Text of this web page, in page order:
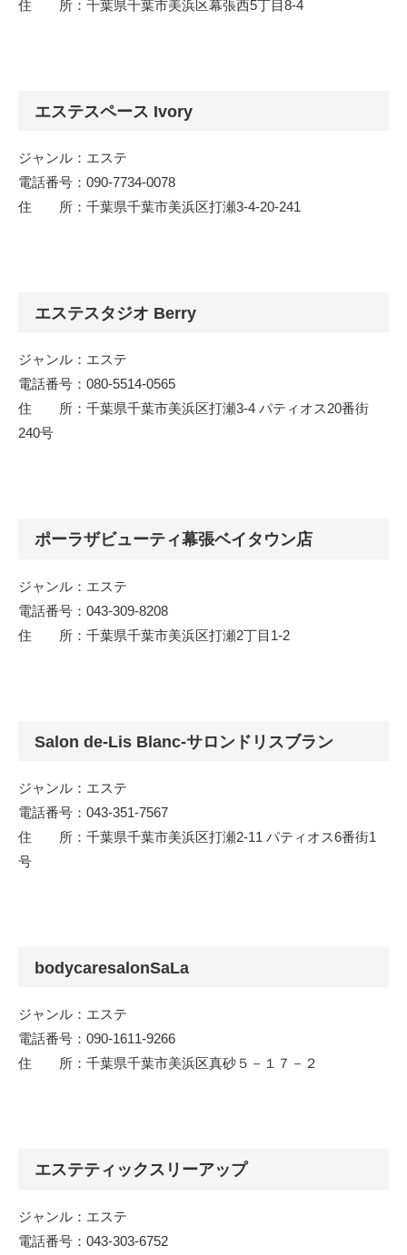
住 所：千葉県千葉市美浜区幕張西5丁目8-4
エステスペース Ivory
ジャンル：エステ
電話番号：090-7734-0078
住 所：千葉県千葉市美浜区打瀬3-4-20-241
エステスタジオ Berry
ジャンル：エステ
電話番号：080-5514-0565
住 所：千葉県千葉市美浜区打瀬3-4 パティオス20番街
240号
ポーラザビューティ幕張ベイタウン店
ジャンル：エステ
電話番号：043-309-8208
住 所：千葉県千葉市美浜区打瀬2丁目1-2
Salon de-Lis Blanc-サロンドリスブラン
ジャンル：エステ
電話番号：043-351-7567
住 所：千葉県千葉市美浜区打瀬2-11 パティオス6番街1
号
bodycaresalonSaLa
ジャンル：エステ
電話番号：090-1611-9266
住 所：千葉県千葉市美浜区真砂５－１７－２
エステティックスリーアップ
ジャンル：エステ
電話番号：043-303-6752